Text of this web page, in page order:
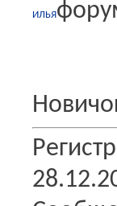
ИЛЬЯ